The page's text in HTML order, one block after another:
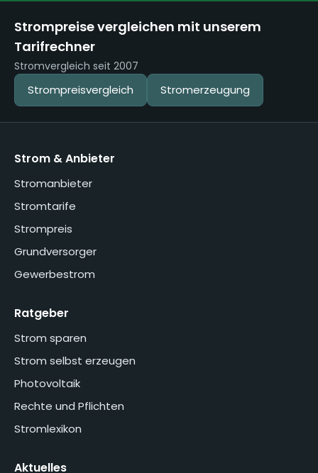
Strompreise vergleichen mit unserem
Tarifrechner
Stromvergleich seit 2007
Strompreisvergleich Stromerzeugung
Strom & Anbieter
Stromanbieter
Stromtarife
Strompreis
Grundversorger
Gewerbestrom
Ratgeber
Strom sparen
Strom selbst erzeugen
Photovoltaik
Rechte und Pflichten
Stromlexikon
Aktuelles